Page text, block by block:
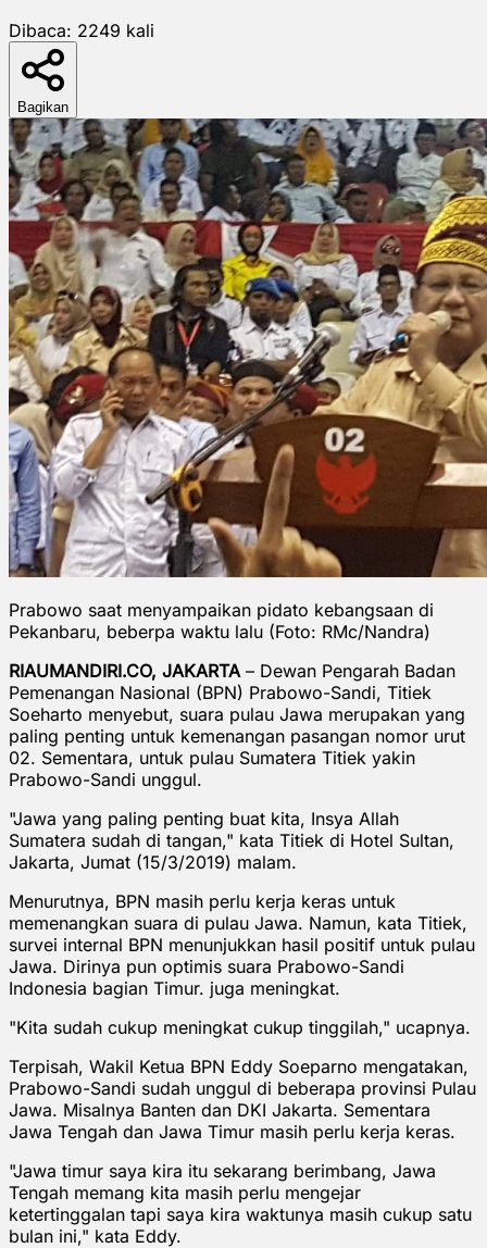
Dibaca: 2249 kali
Bagikan
Prabowo saat menyampaikan pidato kebangsaan di
Pekanbaru, beberpa waktu lalu (Foto: RMc/Nandra)
RIAUMANDIRI.CO, JAKARTA – Dewan Pengarah Badan
Pemenangan Nasional (BPN) Prabowo-Sandi, Titiek
Soeharto menyebut, suara pulau Jawa merupakan yang
paling penting untuk kemenangan pasangan nomor urut
02. Sementara, untuk pulau Sumatera Titiek yakin
Prabowo-Sandi unggul.
"Jawa yang paling penting buat kita, Insya Allah
Sumatera sudah di tangan," kata Titiek di Hotel Sultan,
Jakarta, Jumat (15/3/2019) malam.
Menurutnya, BPN masih perlu kerja keras untuk
memenangkan suara di pulau Jawa. Namun, kata Titiek,
survei internal BPN menunjukkan hasil positif untuk pulau
Jawa. Dirinya pun optimis suara Prabowo-Sandi
Indonesia bagian Timur. juga meningkat.
"Kita sudah cukup meningkat cukup tinggilah," ucapnya.
Terpisah, Wakil Ketua BPN Eddy Soeparno mengatakan,
Prabowo-Sandi sudah unggul di beberapa provinsi Pulau
Jawa. Misalnya Banten dan DKI Jakarta. Sementara
Jawa Tengah dan Jawa Timur masih perlu kerja keras.
"Jawa timur saya kira itu sekarang berimbang, Jawa
Tengah memang kita masih perlu mengejar
ketertinggalan tapi saya kira waktunya masih cukup satu
bulan ini," kata Eddy.